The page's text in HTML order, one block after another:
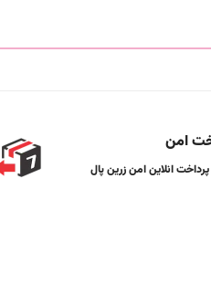
امن
انلاین امن زرین پال